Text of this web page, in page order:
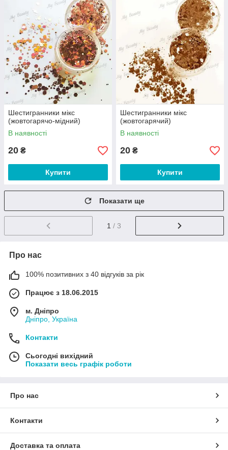
Шестигранники мікс
(жовтогарячо-мідний)
В наявності
20 ₴
Купити
Шестигранники мікс
(жовтогарячий)
В наявності
20 ₴
Купити
Показати ще
1 / 3
Про нас
100% позитивних з 40 відгуків за рік
Працює з 18.06.2015
м. Дніпро
Дніпро, Україна
Контакти
Сьогодні вихідний
Показати весь графік роботи
Про нас
Контакти
Доставка та оплата